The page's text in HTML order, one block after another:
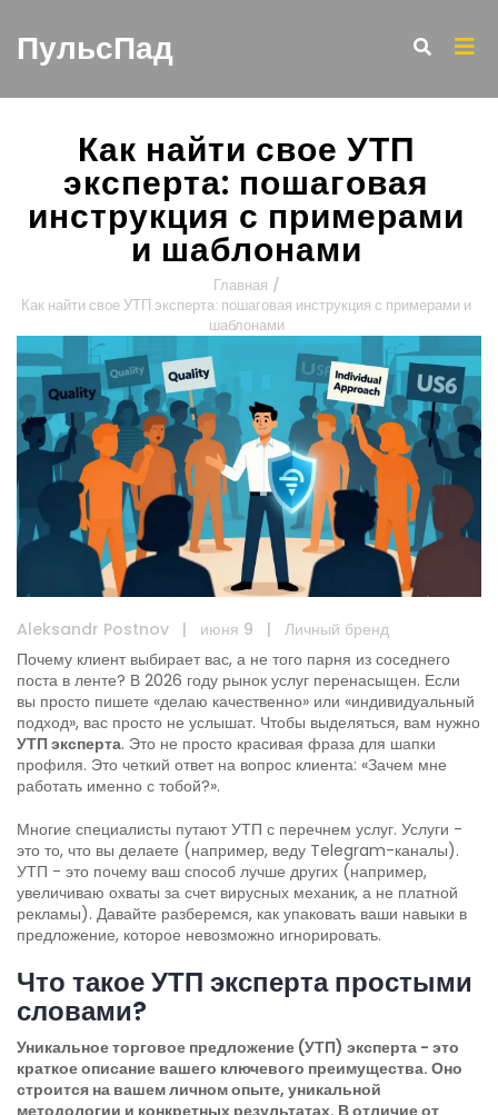
ПульсПад
Как найти свое УТП
эксперта: пошаговая
инструкция с примерами
и шаблонами
Главная /
Как найти свое УТП эксперта: пошаговая инструкция с примерами и
шаблонами
Aleksandr Postnov | июня 9 |
Личный бренд
Почему клиент выбирает вас, а не того парня из соседнего
поста в ленте? В 2026 году рынок услуг перенасыщен. Если
вы просто пишете «делаю качественно» или «индивидуальный
подход», вас просто не услышат. Чтобы выделяться, вам нужно
УТП эксперта. Это не просто красивая фраза для шапки
профиля. Это четкий ответ на вопрос клиента: «Зачем мне
работать именно с тобой?».
Многие специалисты путают УТП с перечнем услуг. Услуги -
это то, что вы делаете (например, веду Telegram-каналы).
УТП - это почему ваш способ лучше других (например,
увеличиваю охваты за счет вирусных механик, а не платной
рекламы). Давайте разберемся, как упаковать ваши навыки в
предложение, которое невозможно игнорировать.
Что такое УТП эксперта простыми
словами?
Уникальное торговое предложение (УТП) эксперта - это
краткое описание вашего ключевого преимущества. Оно
строится на вашем личном опыте, уникальной